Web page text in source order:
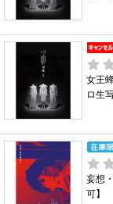
女王
ロ生
妄想
可】